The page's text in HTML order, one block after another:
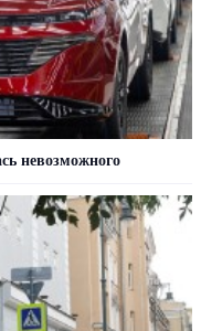
невозможного